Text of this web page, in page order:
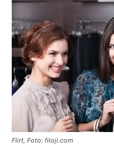
Flirt, Foto: filoji.com